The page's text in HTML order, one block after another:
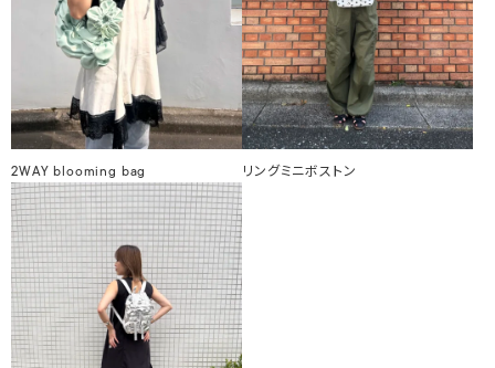
2WAY blooming bag リングミニボストン